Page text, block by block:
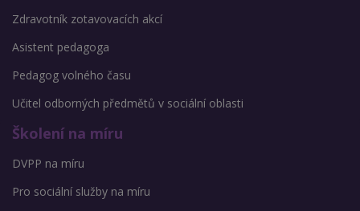
Zdravotník zotavovacích akcí
Asistent pedagoga
Pedagog volného času
Učitel odborných předmětů v sociální oblasti
Školení na míru
DVPP na míru
Pro sociální služby na míru